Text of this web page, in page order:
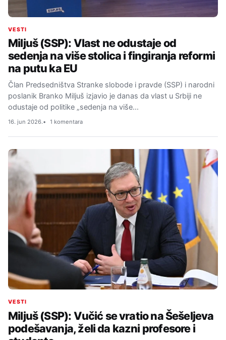
VESTI
Miljuš (SSP): Vlast ne odustaje od
sedenja na više stolica i fingiranja reformi
na putu ka EU
Član Predsedništva Stranke slobode i pravde (SSP) i narodni
poslanik Branko Miljuš izjavio je danas da vlast u Srbiji ne
odustaje od politike „sedenja na više…
16. jun 2026. 1 komentara
VESTI
Miljuš (SSP): Vučić se vratio na Šešeljeva
podešavanja, želi da kazni profesore i